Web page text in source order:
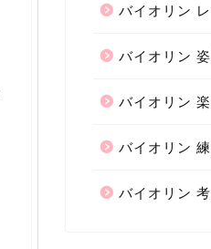
バイオリン
バイオリン
バイオリン
バイオリン
バイオリン